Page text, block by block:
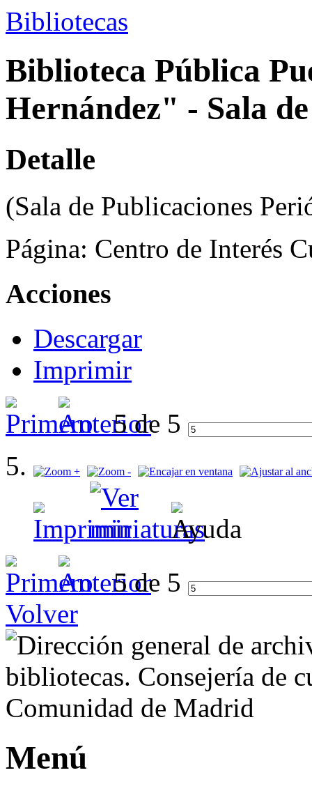
Bibliotecas
Biblioteca Pública
Hernández" - Sala
Detalle
(Sala de Publicaciones
Página: Centro de Interés
Acciones
Descargar
Imprimir
5 de 5
5 de 5
Volver
Menú